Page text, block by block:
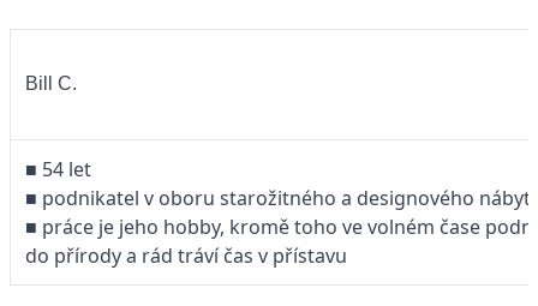
Bill C.
■ 54 let
■ podnikatel v oboru starožitného a designového
■ práce je jeho hobby, kromě toho ve volném čase
do přírody a rád tráví čas v přístavu